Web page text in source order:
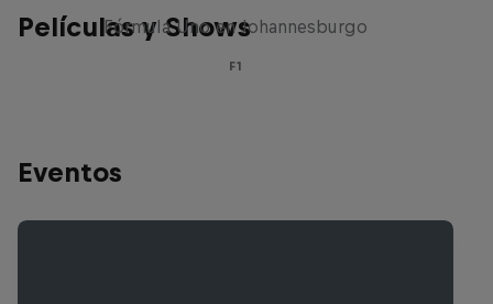
Películas y Shows
Fórmula Uno en Johannesburgo
F1
Eventos